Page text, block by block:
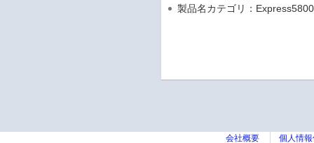
製品名カテゴリ：
会社概要 個人情